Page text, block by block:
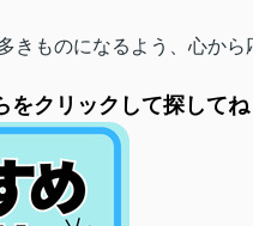
きものになるよう、心から
クリックして探してね